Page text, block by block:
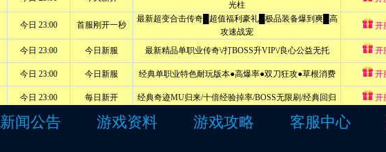
新闻公告 游戏资料 游戏攻略 客服中心